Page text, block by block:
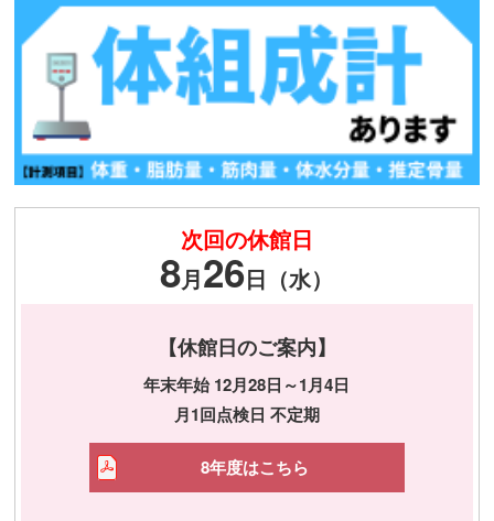
次回の休館日
8月26日（水）
【休館日のご案内】
年末年始 12月28日～1月4日
月1回点検日 不定期
8年度はこちら